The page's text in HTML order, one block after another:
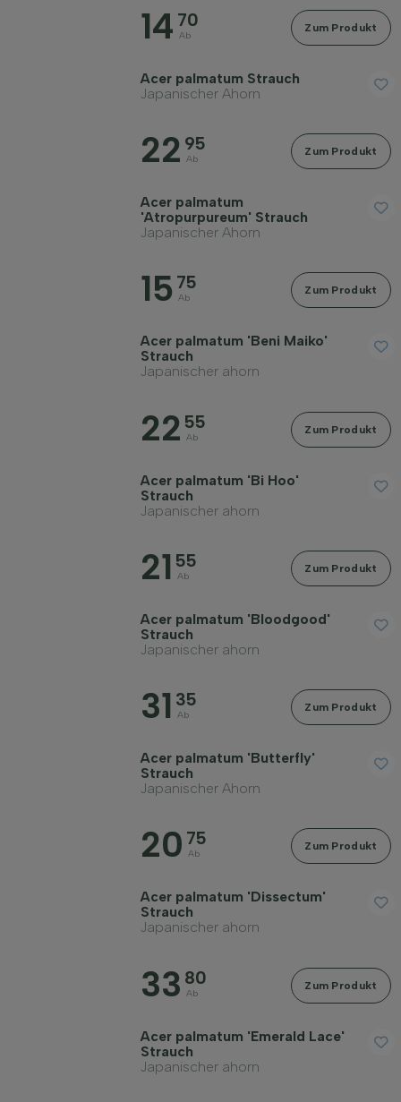
14 70
Ab
Zum Produkt
Acer palmatum Strauch
Japanischer Ahorn
22 95
Ab
Zum Produkt
Acer palmatum
'Atropurpureum' Strauch
Japanischer Ahorn
15 75
Ab
Zum Produkt
Acer palmatum 'Beni Maiko'
Strauch
Japanischer ahorn
22 55
Ab
Zum Produkt
Acer palmatum 'Bi Hoo'
Strauch
Japanischer ahorn
21 55
Ab
Zum Produkt
Acer palmatum 'Bloodgood'
Strauch
Japanischer ahorn
31 35
Ab
Zum Produkt
Acer palmatum 'Butterfly'
Strauch
Japanischer Ahorn
20 75
Ab
Zum Produkt
Acer palmatum 'Dissectum'
Strauch
Japanischer ahorn
33 80
Ab
Zum Produkt
Acer palmatum 'Emerald Lace'
Strauch
Japanischer ahorn